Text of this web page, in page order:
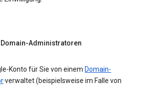
Domain-Administratoren
Konto für Sie von einem Domain-
·verwaltet (beispielsweise im Falle von